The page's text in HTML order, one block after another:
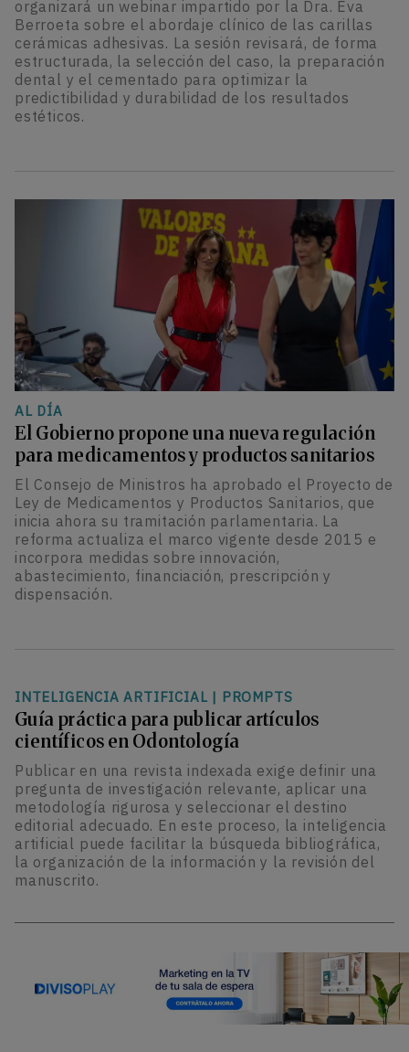
organizará un webinar impartido por la Dra. Eva
Berroeta sobre el abordaje clínico de las carillas
cerámicas adhesivas. La sesión revisará, de forma
estructurada, la selección del caso, la preparación
dental y el cementado para optimizar la
predictibilidad y durabilidad de los resultados
estéticos.
AL DÍA
El Gobierno propone una nueva regulación
para medicamentos y productos sanitarios
El Consejo de Ministros ha aprobado el Proyecto de
Ley de Medicamentos y Productos Sanitarios, que
inicia ahora su tramitación parlamentaria. La
reforma actualiza el marco vigente desde 2015 e
incorpora medidas sobre innovación,
abastecimiento, financiación, prescripción y
dispensación.
INTELIGENCIA ARTIFICIAL | PROMPTS
Guía práctica para publicar artículos
científicos en Odontología
Publicar en una revista indexada exige definir una
pregunta de investigación relevante, aplicar una
metodología rigurosa y seleccionar el destino
editorial adecuado. En este proceso, la inteligencia
artificial puede facilitar la búsqueda bibliográfica,
la organización de la información y la revisión del
manuscrito.